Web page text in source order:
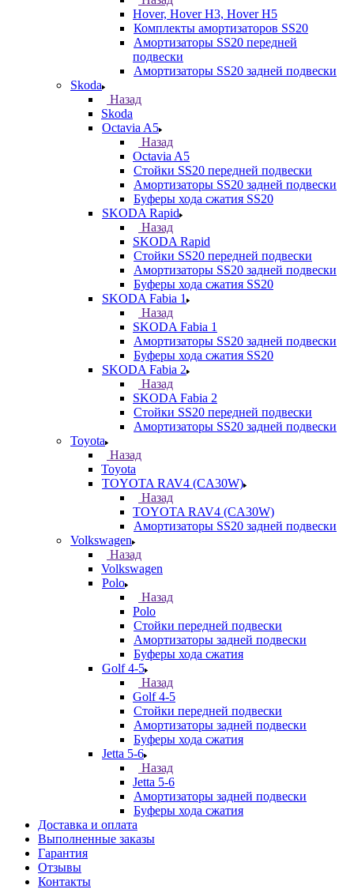
Hover, Hover H3, Hover H5
Комплекты амортизаторов SS20
Амортизаторы SS20 передней
подвески
Амортизаторы SS20 задней подвески
Skoda
Назад
Skoda
Octavia A5
Назад
Octavia A5
Стойки SS20 передней подвески
Амортизаторы SS20 задней подвески
Буферы хода сжатия SS20
SKODA Rapid
Назад
SKODA Rapid
Стойки SS20 передней подвески
Амортизаторы SS20 задней подвески
Буферы хода сжатия SS20
SKODA Fabia 1
Назад
SKODA Fabia 1
Амортизаторы SS20 задней подвески
Буферы хода сжатия SS20
SKODA Fabia 2
Назад
SKODA Fabia 2
Стойки SS20 передней подвески
Амортизаторы SS20 задней подвески
Toyota
Назад
Toyota
TOYOTA RAV4 (CA30W)
Назад
TOYOTA RAV4 (CA30W)
Амортизаторы SS20 задней подвески
Volkswagen
Назад
Volkswagen
Polo
Назад
Polo
Стойки передней подвески
Амортизаторы задней подвески
Буферы хода сжатия
Golf 4-5
Назад
Golf 4-5
Стойки передней подвески
Амортизаторы задней подвески
Буферы хода сжатия
Jetta 5-6
Назад
Jetta 5-6
Амортизаторы задней подвески
Буферы хода сжатия
Доставка и оплата
Выполненные заказы
Гарантия
Отзывы
Контакты